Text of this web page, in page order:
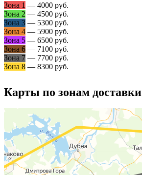
Зона 1 — 4000 руб.
Зона 2 — 4500 руб.
Зона 3 — 5300 руб.
Зона 4 — 5900 руб.
Зона 5 — 6500 руб.
Зона 6 — 7100 руб.
Зона 7 — 7700 руб.
Зона 8 — 8300 руб.
Карты по зонам доставки